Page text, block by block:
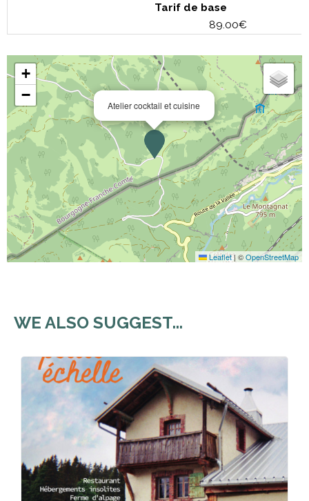
Tarif de base
89.00€
Atelier cocktail et cuisine
+
−
Leaflet|©OpenStreetMap
WE ALSO SUGGEST...